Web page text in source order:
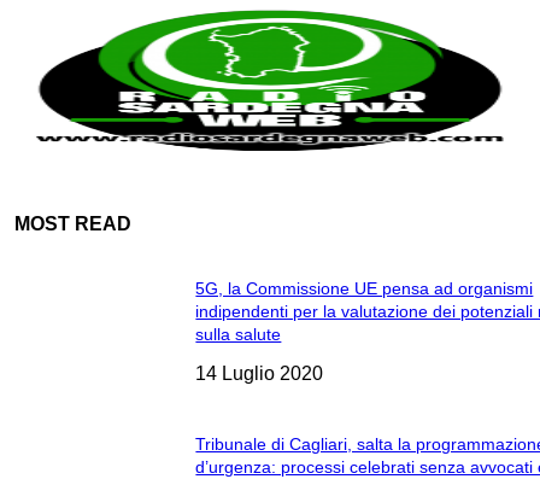
MOST READ
5G, la Commissione UE pensa ad organismi
indipendenti per la valutazione dei potenziali
sulla salute
14 Luglio 2020
Tribunale di Cagliari, salta la
d’urgenza: processi celebrati senza avvocati